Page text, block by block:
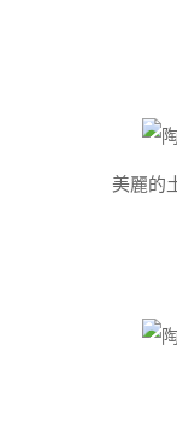
美麗的